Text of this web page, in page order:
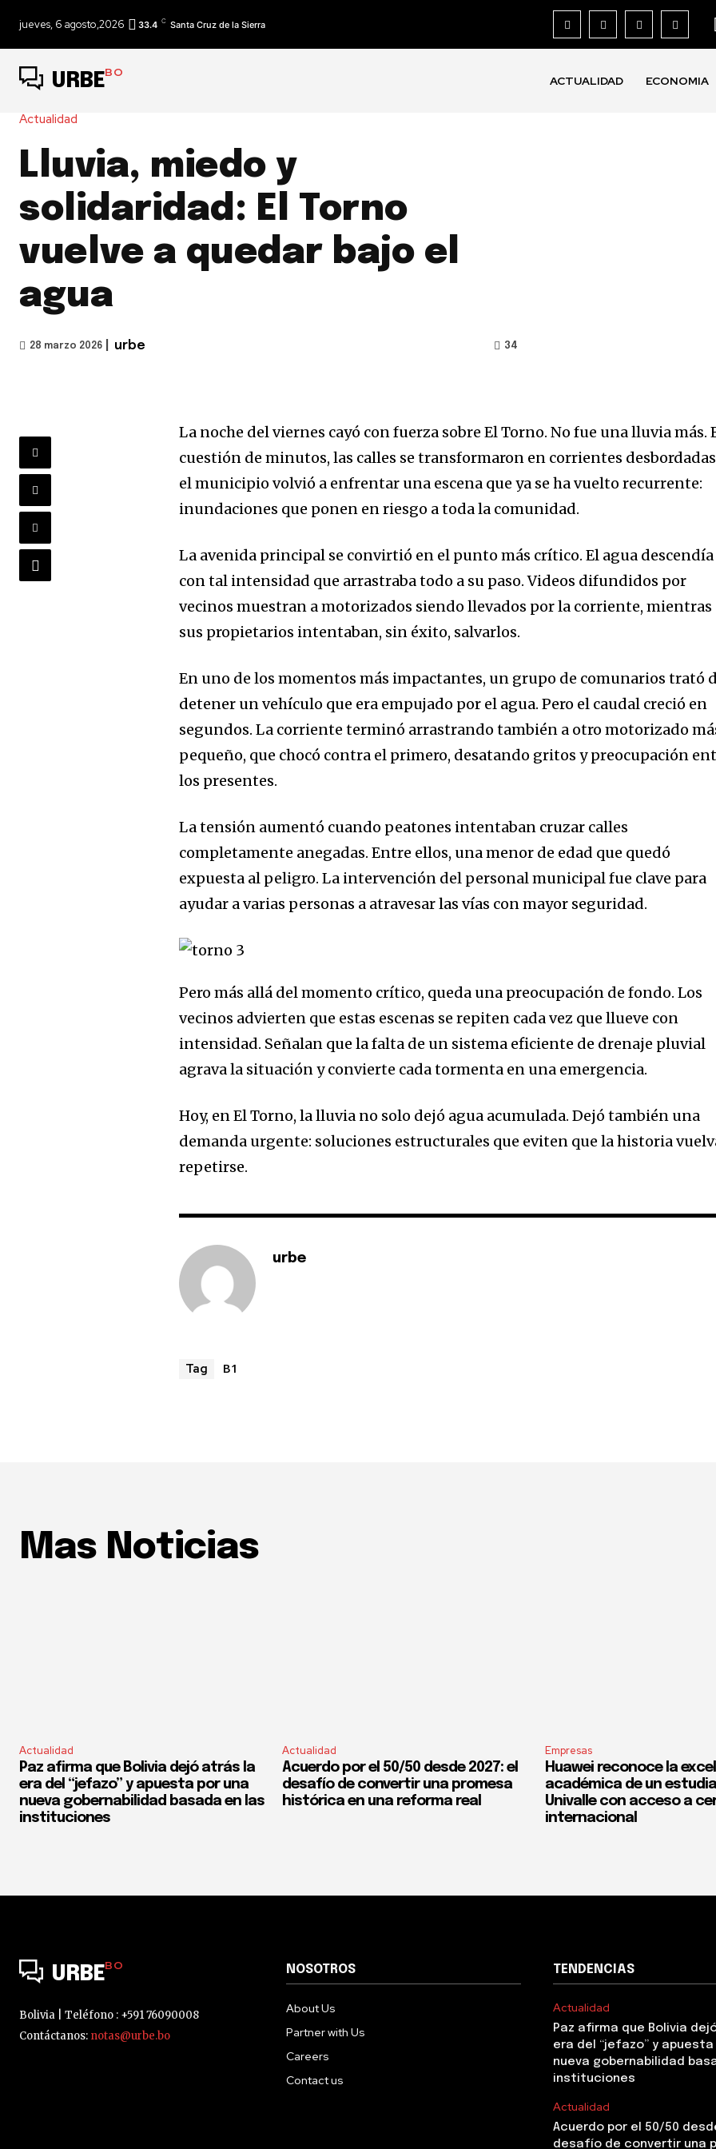
jueves, 6 agosto,2026 33.4 C Santa Cruz de la Sierra
URBEBO
ACTUALIDAD ECONOMIA
Actualidad
Lluvia, miedo y
solidaridad: El Torno
vuelve a quedar bajo el
agua
28 marzo 2026 urbe 34
La noche del viernes cayó con fuerza sobre El Torno. No fue una lluvia más.
cuestión de minutos, las calles se transformaron en corrientes
el municipio volvió a enfrentar una escena que ya se ha vuelto recurrente:
inundaciones que ponen en riesgo a toda la comunidad.
La avenida principal se convirtió en el punto más crítico. El agua descendía
con tal intensidad que arrastraba todo a su paso. Videos difundidos por
vecinos muestran a motorizados siendo llevados por la corriente, mientras
sus propietarios intentaban, sin éxito, salvarlos.
En uno de los momentos más impactantes, un grupo de comunarios trató
detener un vehículo que era empujado por el agua. Pero el caudal creció en
segundos. La corriente terminó arrastrando también a otro motorizado
pequeño, que chocó contra el primero, desatando gritos y preocupación
los presentes.
La tensión aumentó cuando peatones intentaban cruzar calles
completamente anegadas. Entre ellos, una menor de edad que quedó
expuesta al peligro. La intervención del personal municipal fue clave para
ayudar a varias personas a atravesar las vías con mayor seguridad.
Pero más allá del momento crítico, queda una preocupación de fondo. Los
vecinos advierten que estas escenas se repiten cada vez que llueve con
intensidad. Señalan que la falta de un sistema eficiente de drenaje pluvial
agrava la situación y convierte cada tormenta en una emergencia.
Hoy, en El Torno, la lluvia no solo dejó agua acumulada. Dejó también una
demanda urgente: soluciones estructurales que eviten que la historia
repetirse.
urbe
Tag B1
Mas Noticias
Actualidad
Paz afirma que Bolivia dejó atrás la
era del “jefazo” y apuesta por una
nueva gobernabilidad basada en las
instituciones
Actualidad
Acuerdo por el 50/50 desde 2027: el
desafío de convertir una promesa
histórica en una reforma real
Empresas
Huawei reconoce la
académica de un
Univalle con acceso a
internacional
URBEBO
Bolivia | Teléfono : +591 76090008
Contáctanos: notas@urbe.bo
NOSOTROS
About Us
Partner with Us
Careers
Contact us
TENDENCIAS
Actualidad
Paz afirma que Bolivia
era del “jefazo” y apuesta
nueva gobernabilidad
instituciones
Actualidad
Acuerdo por el 50/50
desafío de convertir una